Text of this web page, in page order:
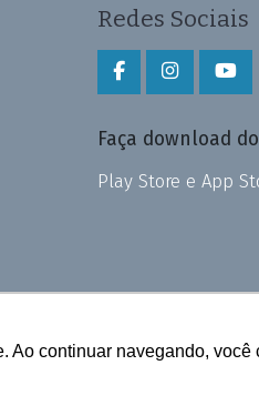
continuar navegando, você
Redes Sociais
Faça download
Play Store e App